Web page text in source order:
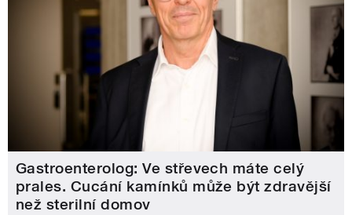
Gastroenterolog: Ve střevech máte celý
prales. Cucání kamínků může být zdravější
než sterilní domov